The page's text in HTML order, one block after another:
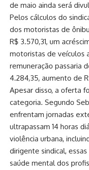
de maio ainda será
Pelos cálculos do
dos motoristas de
R$ 3.570,31, um
motoristas de veículos
remuneração passaria
4.284,35, aumento de
Apesar disso, a oferta
categoria. Segundo
enfrentam jornadas
ultrapassam 14 horas
violência urbana,
dirigente sindical,
saúde mental dos